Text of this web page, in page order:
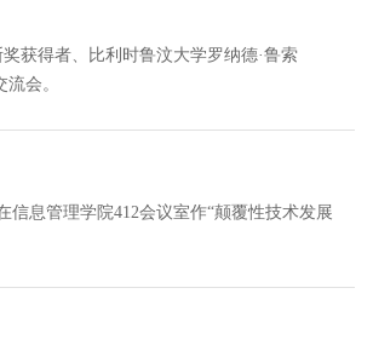
获得者、比利时鲁汶大学罗纳德·鲁索
会。
息管理学院412会议室作“颠覆性技术发展